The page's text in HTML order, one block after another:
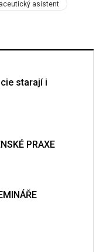
asistent
starají i
PRAXE